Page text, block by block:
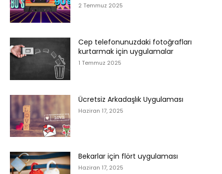
2 Temmuz 2025
Cep telefonunuzdaki fotoğrafları
kurtarmak için uygulamalar
1 Temmuz 2025
Ücretsiz Arkadaşlık Uygulaması
Haziran 17, 2025
Bekarlar için flört uygulaması
Haziran 17, 2025